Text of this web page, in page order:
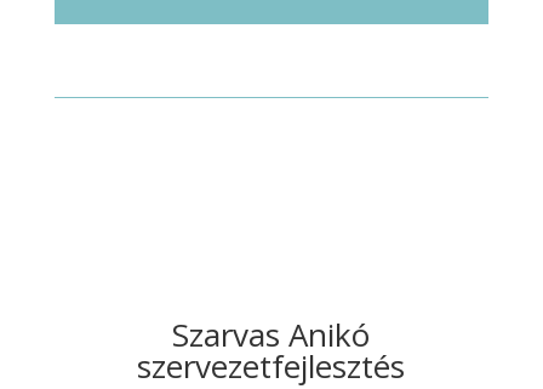
Szarvas Anikó
szervezetfejlesztés